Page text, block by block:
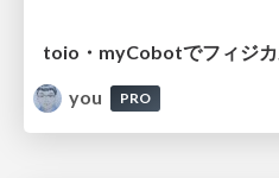
you
PRO